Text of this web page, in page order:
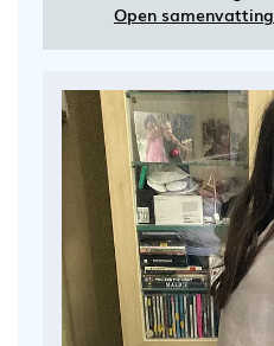
Open samenvatting